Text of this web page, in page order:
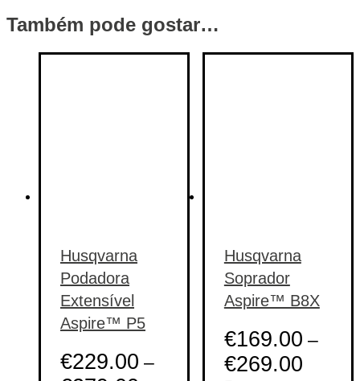
Também pode gostar…
Husqvarna
Podadora
Extensível
Aspire™ P5
€229.00 –
Husqvarna
Soprador
Aspire™ B8X
€169.00 –
€269.00